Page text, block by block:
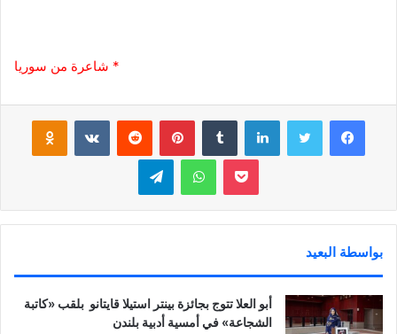
* شاعرة من سوريا
فيسبوك لينكدإن بينتيريست
بوكيت واتساب تيلقرام
بواسطة البعيد
أبو العلا تتوج بجائزة بينتر استيلا قايتانو بلقب «كاتبة
الشجاعة» في أمسية أدبية بلندن